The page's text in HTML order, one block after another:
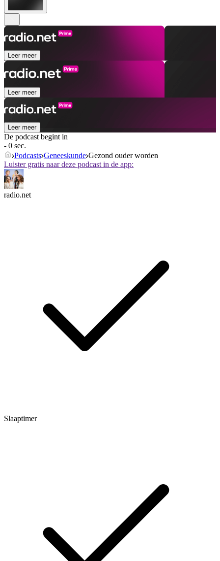
Leer meer
Leer meer
Leer meer
De podcast begint in
- 0 sec.
Podcasts Geneeskunde Gezond ouder worden
Luister gratis naar deze podcast in de app:
radio.net
Slaaptimer